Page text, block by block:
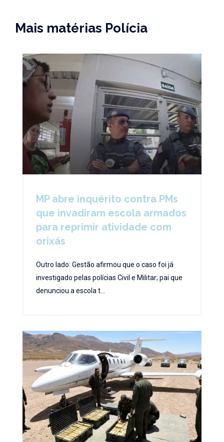
Mais matérias Polícia
MP abre inquérito contra PMs
que invadiram escola armados
para reprimir atividade com
orixás
Outro lado: Gestão afirmou que o caso foi já
investigado pelas polícias Civil e Militar; pai que
denunciou a escola t...